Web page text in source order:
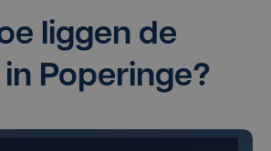
lig­gen de
Poperinge?